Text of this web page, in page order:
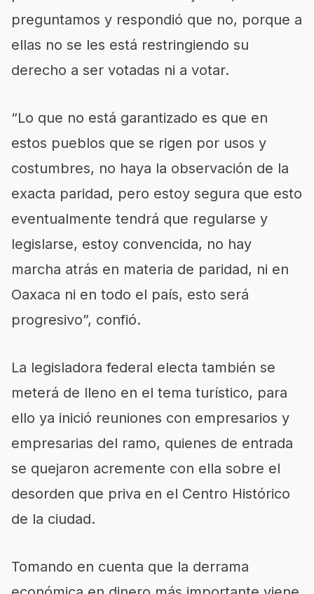
preguntamos y respondió que no, porque a
ellas no se les está restringiendo su
derecho a ser votadas ni a votar.
“Lo que no está garantizado es que en
estos pueblos que se rigen por usos y
costumbres, no haya la observación de la
exacta paridad, pero estoy segura que esto
eventualmente tendrá que regularse y
legislarse, estoy convencida, no hay
marcha atrás en materia de paridad, ni en
Oaxaca ni en todo el país, esto será
progresivo”, confió.
La legisladora federal electa también se
meterá de lleno en el tema turístico, para
ello ya inició reuniones con empresarios y
empresarias del ramo, quienes de entrada
se quejaron acremente con ella sobre el
desorden que priva en el Centro Histórico
de la ciudad.
Tomando en cuenta que la derrama